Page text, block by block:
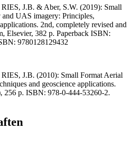
J.B. & Aber, S.W. (2019): Small
UAS imagery: Principles,
2nd, completely revised and
Elsevier, 382 p. Paperback ISBN:
9780128129432
J.B. (2010): Small Format Aerial
and geoscience applications.
256 p. ISBN: 978-0-444-53260-2.